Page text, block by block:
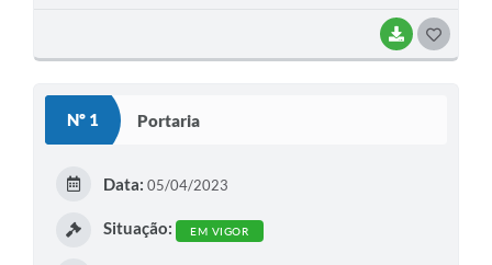
BAIXAR
Nº 1 Portaria
Data: 05/04/2023
Situação: EM VIGOR